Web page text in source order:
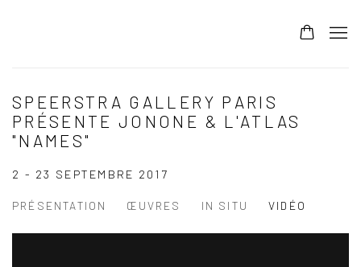
SPEERSTRA GALLERY PARIS
PRÉSENTE JONONE & L'ATLAS
"NAMES"
2 - 23 SEPTEMBRE 2017
PRÉSENTATION ŒUVRES IN SITU VIDÉO